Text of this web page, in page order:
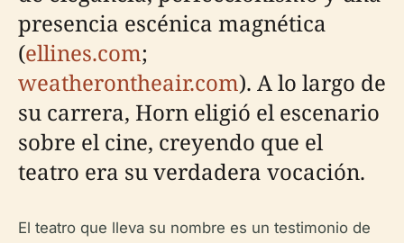
presencia escénica magnética
(ellines.com;
weatherontheair.com). A lo largo de
su carrera, Horn eligió el escenario
sobre el cine, creyendo que el
teatro era su verdadera vocación.
El teatro que lleva su nombre es un testimonio de